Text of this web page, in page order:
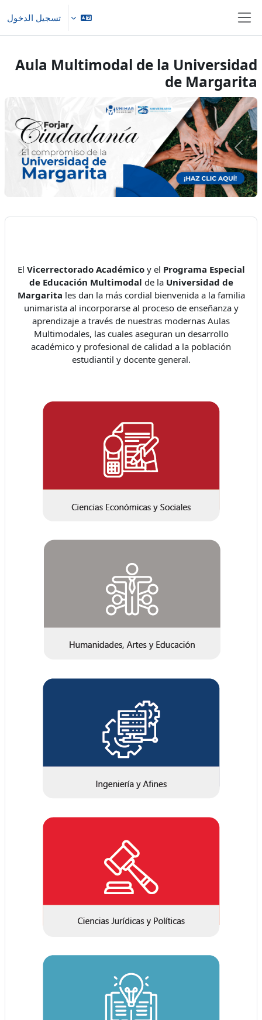
تسجيل الدخول
Aula Multimodal de la Universidad
de Margarita
السابق التالي
El Vicerrectorado Académicoy el Programa Especial
de Educación Multimodal de la Universidad de
Margarita les dan la más cordial bienvenida a la familia
unimarista al incorporarse al proceso de enseñanza y
aprendizaje a través de nuestras modernas Aulas
Multimodales, las cuales aseguran un desarrollo
académico y profesional de calidad a la población
estudiantil y docente general.